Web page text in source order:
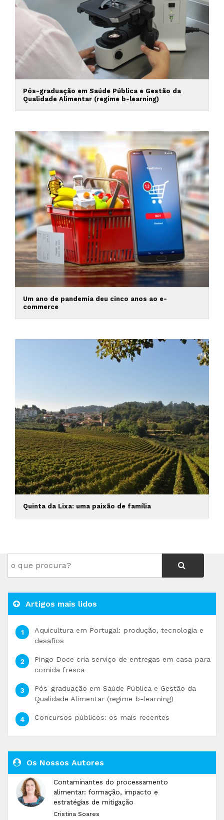
Pós-graduação em Saúde Pública e Gestão da
Qualidade Alimentar (regime b-learning)
Um ano de pandemia deu cinco anos ao e-
commerce
Quinta da Lixa: uma paixão de família
Artigos mais lidos
Aquicultura em Portugal: produção, tecnologia e
desafios
Pingo Doce cria serviço de entregas em casa para
comida fresca
Pós-graduação em Saúde Pública e Gestão da
Qualidade Alimentar (regime b-learning)
Concursos públicos: os mais recentes
Os Nossos Autores
Contaminantes do processamento
alimentar: formação, impacto e
estratégias de mitigação
Cristina Soares